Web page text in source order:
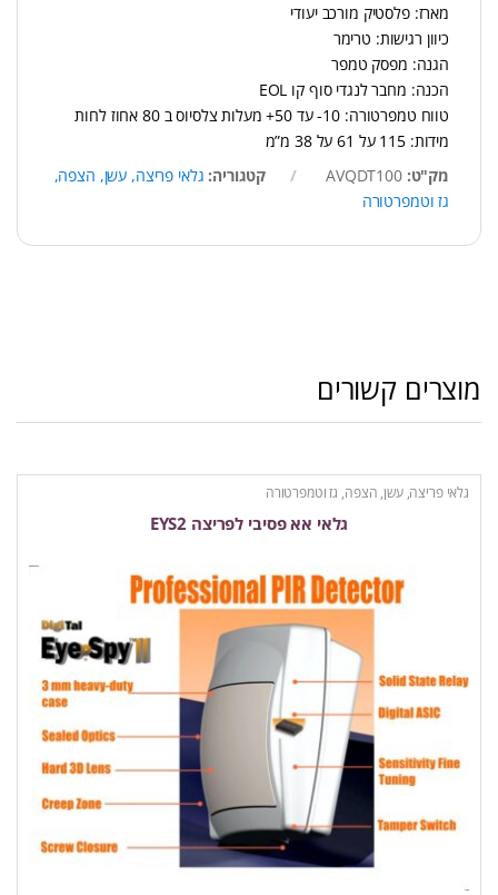
מארז: פלסטיק מורכב יעודי
כיוון רגישות: טרימר
הגנה: מפסק טמפר
הכנה: מחבר לנגדי סוף קו EOL
טווח טמפרטורה: 10- עד 50+ מעלות צלסיוס ב 80 אחוז לחות
מידות: 115 על 61 על 38 מ”מ
מק"ט:AVQDT100 קטגוריה: גלאי פריצה, עשן, הצפה,
גז וטמפרטורה
מוצרים קשורים
גלאי פריצה, עשן, הצפה, גז וטמפרטורה
גלאי אא פסיבי לפריצה EYS2